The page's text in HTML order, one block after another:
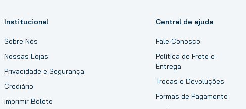
Institucional
Sobre Nós
Nossas Lojas
Privacidade e Segurança
Crediário
Imprimir Boleto
Central de ajuda
Fale Conosco
Política de Frete e
Entrega
Trocas e Devoluções
Formas de Pagamento